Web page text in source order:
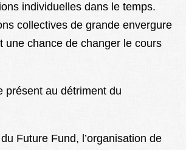
individuelles dans le temps.
collectives de grande envergure
une chance de changer le cours
présent au détriment du
Future Fund, l’organisation de